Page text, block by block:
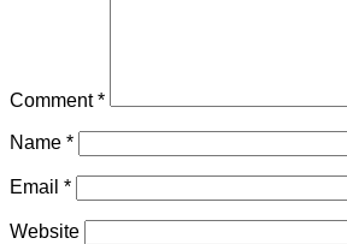
Comment*
Name *
Email *
Website